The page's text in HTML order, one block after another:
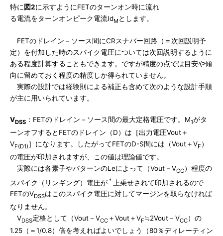
特に 図2に示すようにFETのターンオン時に流れ
る電流をターンオンピーク電流IdM とします。
FETのドレイン－ソース間にCRスナバー回路（＝次回説明予
定）を付加した時のスパイク電圧については次回説明するように
ある程度計算することもできます。ですが精度の点では目安や傾
向に留めておく程度の精度しか得られていません。
実際の設計では経験則による補正も含めて次のような設計手順
が主に用いられています。
VDSS ：FETのドレイン－ソース間の最大定格電圧です。M1がタ
ーンオフするとFETのドレイン（D）は［出力電圧Vout＋
VF(D1) ］になります。したがってFETのD-S間には（Vout＋VF ）
の電圧が印加されますが、この値は理論値です。
実際には各素子やパターンのLeによって（Vout－VCC）程度の
スパイク（リンギング）電圧が ＊
上乗せされて印加されるので
FETのVDSSはこのスパイク電圧に対してマージンを取らなければ
なりません。
VDSS定格として（Vout－VCC ＋Vout＋VF≒2Vout－VCC）の
1.25（＝1/0.8）倍を考えればよいでしょう（80％ディレーティン